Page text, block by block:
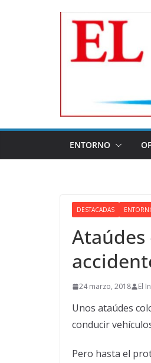
ENTORNO
DESTACADAS
Ataúdes
24 marzo, 2018 El
Unos ataúdes
conducir
Pero hasta el